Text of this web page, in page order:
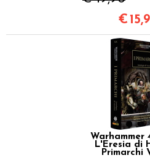
€
Warhammer
L'Eresia di
Primarchi